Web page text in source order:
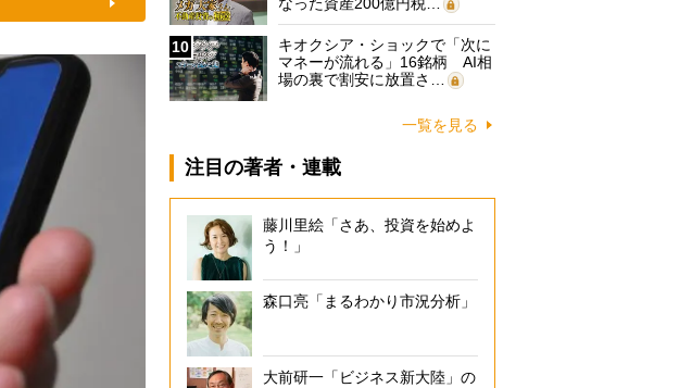
10
キオクシア・ショックで「次に
マネーが流れる」16銘柄 AI相
場の裏で割安に放置さ…
一覧を見る
注目の著者・連載
藤川里絵「さあ、投資を始めよ
う！」
森口亮「まるわかり市況分析」
大前研一「ビジネス新大陸」の